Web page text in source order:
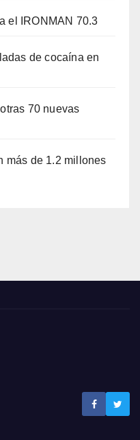
el IRONMAN 70.3
de cocaína en
70 nuevas
más de 1.2 millones